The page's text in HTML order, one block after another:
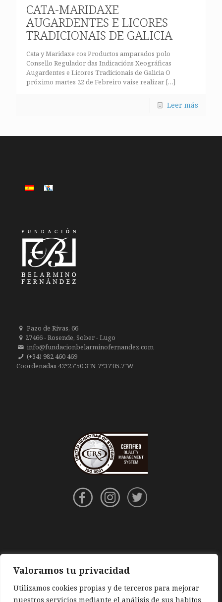
Valoramos tu privacidad
Utilizamos cookies propias y de terceros para mejorar
nuestros servicios mediante el análisis de sus habitos
CATA-MARIDAXE
AUGARDENTES E LICORES
TRADICIONAIS DE GALICIA
Cata y Maridaxe cos Productos amparados polo
Consello Regulador das Indicacións Xeográficas
Augardentes e Licores Tradicionais de Galicia O
próximo martes 22 de Febreiro vaise realizar […]
Leer más
Pazo de Rivas, 66
27466 - Rosende, Sober - Lugo
info@fundacionbelarminofernandez.com
(+34) 982 460 469
Coordenadas 42°27'50.3"N 7°37'05.7"W